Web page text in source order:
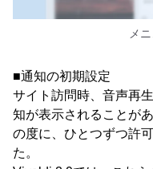
メ
■通知の初期設定
サイト訪問時、音声再
知が表示されることが
の度に、ひとつずつ許
た。